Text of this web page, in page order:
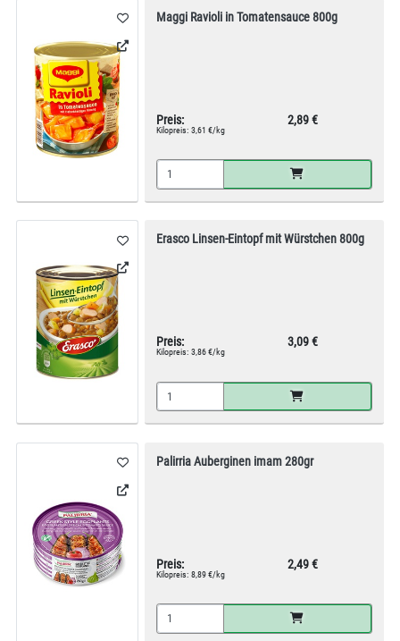
Maggi Ravioli in Tomatensauce 800g
Preis: 2,89 €
Kilopreis: 3,61 €/kg
Erasco Linsen-Eintopf mit Würstchen 800g
Preis: 3,09 €
Kilopreis: 3,86 €/kg
Palirria Auberginen imam 280gr
Preis: 2,49 €
Kilopreis: 8,89 €/kg